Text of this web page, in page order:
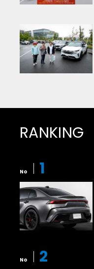
RANKING
No 1
No 2